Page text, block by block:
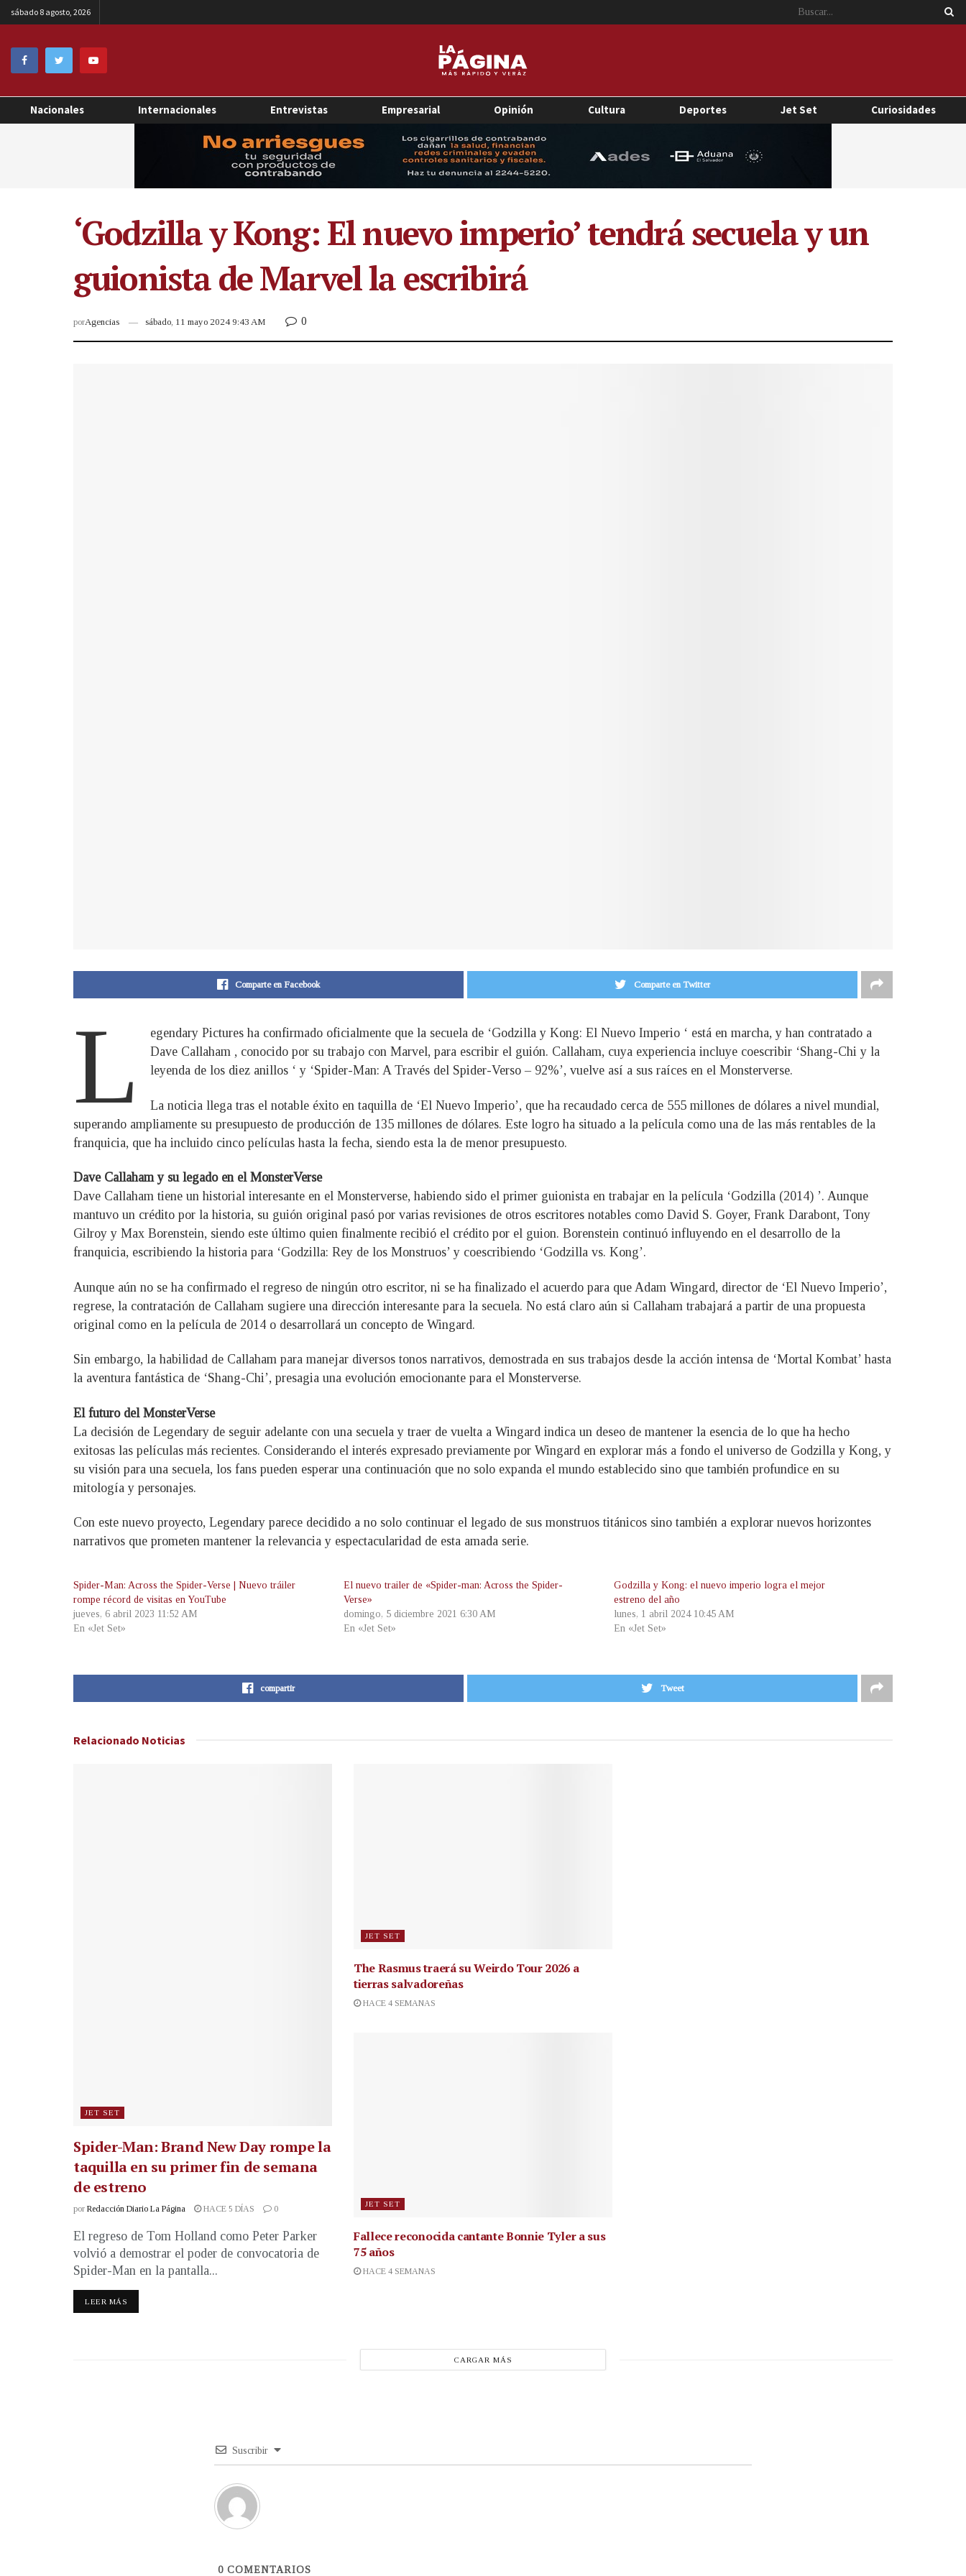
sábado 8 agosto, 2026
Nacionales Internacionales Entrevistas Empresarial Opinión Cultura Deportes Jet Set Curiosidades
‘Godzilla y Kong: El nuevo imperio’ tendrá secuela y un
guionista de Marvel la escribirá
porAgencias sábado, 11 mayo 2024 9:43 AM 0
Comparte en Facebook Comparte en Twitter
L
egendary Pictures ha confirmado oficialmente que la secuela de ‘Godzilla y Kong: El Nuevo Imperio ‘ está en marcha, y han contratado a
Dave Callaham , conocido por su trabajo con Marvel, para escribir el guión. Callaham, cuya experiencia incluye coescribir ‘Shang-Chi y la
leyenda de los diez anillos ‘ y ‘Spider-Man: A Través del Spider-Verso – 92%’, vuelve así a sus raíces en el Monsterverse.
La noticia llega tras el notable éxito en taquilla de ‘El Nuevo Imperio’, que ha recaudado cerca de 555 millones de dólares a nivel mundial,
superando ampliamente su presupuesto de producción de 135 millones de dólares. Este logro ha situado a la película como una de las más rentables de la
franquicia, que ha incluido cinco películas hasta la fecha, siendo esta la de menor presupuesto.
Dave Callaham y su legado en el MonsterVerse
Dave Callaham tiene un historial interesante en el Monsterverse, habiendo sido el primer guionista en trabajar en la película ‘Godzilla (2014) ’. Aunque
mantuvo un crédito por la historia, su guión original pasó por varias revisiones de otros escritores notables como David S. Goyer, Frank Darabont, Tony
Gilroy y Max Borenstein, siendo este último quien finalmente recibió el crédito por el guion. Borenstein continuó influyendo en el desarrollo de la
franquicia, escribiendo la historia para ‘Godzilla: Rey de los Monstruos’ y coescribiendo ‘Godzilla vs. Kong’.
Aunque aún no se ha confirmado el regreso de ningún otro escritor, ni se ha finalizado el acuerdo para que Adam Wingard, director de ‘El Nuevo Imperio’,
regrese, la contratación de Callaham sugiere una dirección interesante para la secuela. No está claro aún si Callaham trabajará a partir de una propuesta
original como en la película de 2014 o desarrollará un concepto de Wingard.
Sin embargo, la habilidad de Callaham para manejar diversos tonos narrativos, demostrada en sus trabajos desde la acción intensa de ‘Mortal Kombat’ hasta
la aventura fantástica de ‘Shang-Chi’, presagia una evolución emocionante para el Monsterverse.
El futuro del MonsterVerse
La decisión de Legendary de seguir adelante con una secuela y traer de vuelta a Wingard indica un deseo de mantener la esencia de lo que ha hecho
exitosas las películas más recientes. Considerando el interés expresado previamente por Wingard en explorar más a fondo el universo de Godzilla y Kong, y
su visión para una secuela, los fans pueden esperar una continuación que no solo expanda el mundo establecido sino que también profundice en su
mitología y personajes.
Con este nuevo proyecto, Legendary parece decidido a no solo continuar el legado de sus monstruos titánicos sino también a explorar nuevos horizontes
narrativos que prometen mantener la relevancia y espectacularidad de esta amada serie.
Spider-Man: Across the Spider-Verse | Nuevo tráiler
rompe récord de visitas en YouTube
jueves, 6 abril 2023 11:52 AM
En «Jet Set»
El nuevo trailer de «Spider-man: Across the Spider-
Verse»
domingo, 5 diciembre 2021 6:30 AM
En «Jet Set»
Godzilla y Kong: el nuevo imperio logra el mejor
estreno del año
lunes, 1 abril 2024 10:45 AM
En «Jet Set»
compartir Tweet
Relacionado Noticias
JET SET
Spider-Man: Brand New Day rompe la
taquilla en su primer fin de semana
de estreno
por Redacción Diario La Página HACE 5 DÍAS 0
El regreso de Tom Holland como Peter Parker
volvió a demostrar el poder de convocatoria de
Spider-Man en la pantalla...
LEER MÁS
JET SET
The Rasmus traerá su Weirdo Tour 2026 a
tierras salvadoreñas
HACE 4 SEMANAS
JET SET
Fallece reconocida cantanteBonnie Tyler a sus
75 años
HACE 4 SEMANAS
CARGAR MÁS
Suscribir
0 COMENTARIOS